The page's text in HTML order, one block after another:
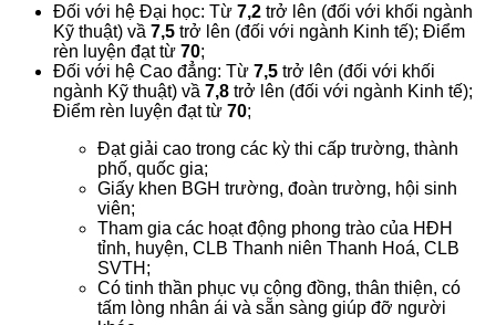
Đối với hệ Đại học: Từ 7,2 trở lên (đối với khối ngành
Kỹ thuật) vầ 7,5 trở lên (đối với ngành Kinh tế); Điểm
rèn luyện đạt từ 70;
Đối với hệ Cao đẳng: Từ 7,5 trở lên (đối với khối
ngành Kỹ thuật) vầ 7,8 trở lên (đối với ngành Kinh tế);
Điểm rèn luyện đạt từ 70;
Đạt giải cao trong các kỳ thi cấp trường, thành
phố, quốc gia;
Giấy khen BGH trường, đoàn trường, hội sinh
viên;
Tham gia các hoạt động phong trào của HĐH
tỉnh, huyện, CLB Thanh niên Thanh Hoá, CLB
SVTH;
Có tinh thần phục vụ cộng đồng, thân thiện, có
tấm lòng nhân ái và sẵn sàng giúp đỡ người